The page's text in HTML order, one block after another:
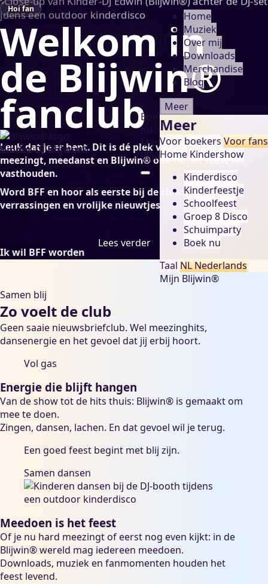
Kinder-DJ Blijwin®
Boek
nu
Mijn
Blijwin®
Home
Muziek
Over mij
Downloads
Merchandise
Blog
Meer
Meer
Voor boekers Voor fans
Home Kindershow
Kinderdisco
Kinderfeestje
Schoolfeest
Groep 8 Disco
Schuimparty
Boek nu
Taal NLNederlands
Mijn Blijwin®
Hoi fan
Welkom in
de Blijwin®
fanclub
Leuk dat je er bent. Dit is dé plek voor iedereen die
meezingt, meedanst en Blijwin® ook ná het feest wil
vasthouden.
Word BFF en hoor als eerste bij de club: acties,
verrassingen en vrolijke nieuwtjes.
Ik wil BFF worden
Lees verder
Samen blij
Zo voelt de club
Geen saaie nieuwsbriefclub. Wel meezinghits,
dansenergie en het gevoel dat jij erbij hoort.
Vol gas
Energie die blijft hangen
Van de show tot de hits thuis: Blijwin® is gemaakt om
mee te doen.
Zingen, dansen, lachen. En dat gevoel wil je terug.
Een goed feest begint met blij zijn.
Samen dansen
Meedoen is het feest
Of je nu hard meezingt of eerst nog even kijkt: in de
Blijwin® wereld mag iedereen meedoen.
Downloads, muziek en fanmomenten houden het
feest levend.